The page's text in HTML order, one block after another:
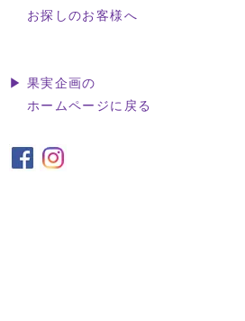
お探しのお客様へ
▶ 果実企画の
ホームページに戻る